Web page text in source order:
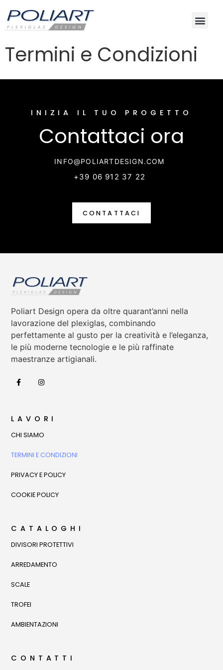
Termini e Condizioni
INIZIA IL TUO PROGETTO
Contattaci ora
INFO@POLIARTDESIGN.COM
+39 06 912 37 22
CONTATTACI
Poliart Design opera da oltre quarant’anni nella
lavorazione del plexiglas, combinando
perfettamente al gusto per la creatività e l’eleganza,
le più moderne tecnologie e le più raffinate
maestranze artigianali.
LAVORI
CHI SIAMO
TERMINI E CONDIZIONI
PRIVACY E POLICY
COOKIE POLICY
CATALOGHI
DIVISORI PROTETTIVI
ARREDAMENTO
SCALE
TROFEI
AMBIENTAZIONI
CONTATTI